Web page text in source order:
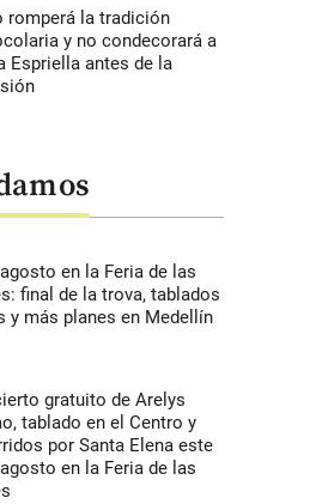
romperá la tradición
y no condecorará a
Espriella antes de la
en la Feria de las
final de la trova, tablados
y más planes en Medellín
gratuito de Arelys
tablado en el Centro y
por Santa Elena este
en la Feria de las